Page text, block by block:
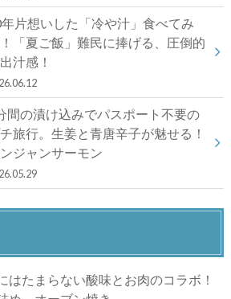
片想いした「冷や汁」食べてみ
「夏ご飯」難民に捧げる、圧倒的
汁感！
間の漬け込みでパスポート不要の
旅行。生姜と青唐辛子が魅せる！
ジャンサーモン
はたまらない酸味とお肉のコラボ！